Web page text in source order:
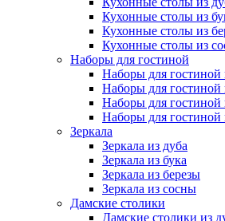
Кухонные столы из
Кухонные столы из
Кухонные столы из
Наборы для гостиной
Наборы для гостиной
Наборы для гостиной
Наборы для гостиной
Наборы для гостиной
Зеркала
Зеркала из дуба
Зеркала из бука
Зеркала из березы
Зеркала из сосны
Дамские столики
Дамские столики из